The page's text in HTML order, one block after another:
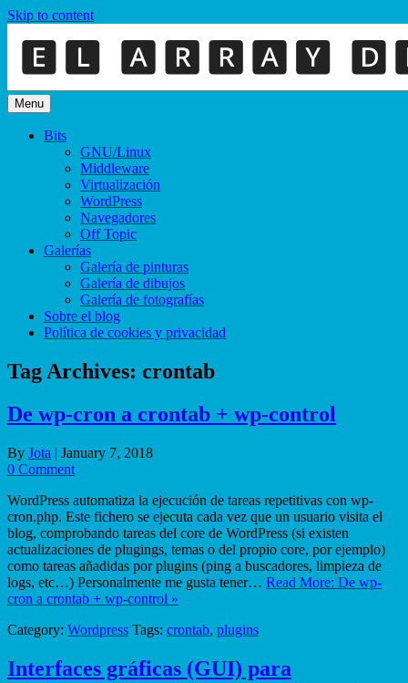
Skip to content
Menu
Bits
GNU/Linux
Middleware
Virtualización
WordPress
Navegadores
Off Topic
Galerías
Galería de pinturas
Galería de dibujos
Galería de fotografías
Sobre el blog
Política de cookies y privacidad
Tag Archives: crontab
De wp-cron a crontab + wp-control
By Jota | January 7, 2018
0 Comment
WordPress automatiza la ejecución de tareas repetitivas con wp-
cron.php. Este fichero se ejecuta cada vez que un usuario visita el
blog, comprobando tareas del core de WordPress (si existen
actualizaciones de plugings, temas o del propio core, por ejemplo)
como tareas añadidas por plugins (ping a buscadores, limpieza de
logs, etc…) Personalmente me gusta tener… Read More: De wp-
cron a crontab + wp-control »
Category: Wordpress Tags: crontab, plugins
Interfaces gráficas (GUI) para